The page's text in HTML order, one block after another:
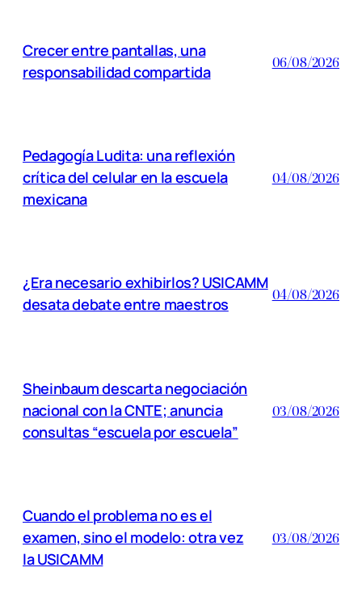
Crecer entre pantallas, una
responsabilidad compartida
06/08/2026
Pedagogía Ludita: una reflexión
crítica del celular en la escuela
mexicana
04/08/2026
¿Era necesario exhibirlos? USICAMM
desata debate entre maestros
04/08/2026
Sheinbaum descarta negociación
nacional con la CNTE; anuncia
consultas “escuela por escuela”
03/08/2026
Cuando el problema no es el
examen, sino el modelo: otra vez
la USICAMM
03/08/2026